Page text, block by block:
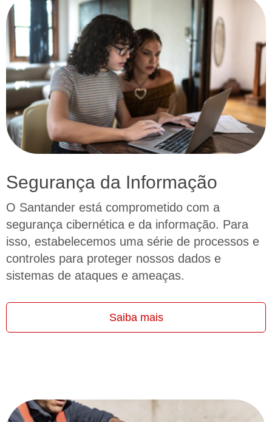
Segurança da Informação
O Santander está comprometido com a
segurança cibernética e da informação. Para
isso, estabelecemos uma série de processos e
controles para proteger nossos dados e
sistemas de ataques e ameaças.
Saiba mais